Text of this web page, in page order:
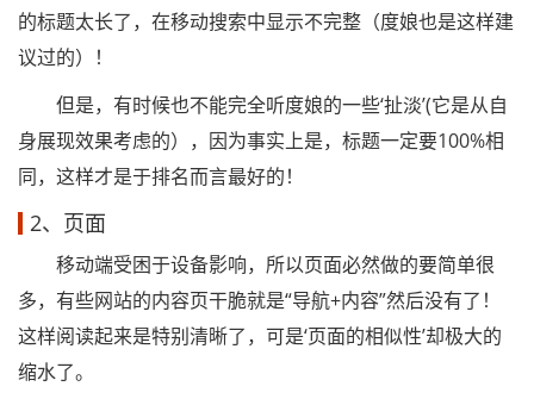
的标题太长了，在移动搜索中显示不完整（度娘也是这样建
议过的）！
但是，有时候也不能完全听度娘的一些‘扯淡’(它是从自
身展现效果考虑的），因为事实上是，标题一定要100%相
同，这样才是于排名而言最好的！
2、页面
移动端受困于设备影响，所以页面必然做的要简单很
多，有些网站的内容页干脆就是“导航+内容”然后没有了！
这样阅读起来是特别清晰了，可是‘页面的相似性’却极大的
缩水了。